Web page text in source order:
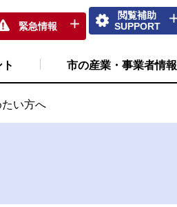
緊急情報
閲覧補助
SUPPORT
市の産業・事業者情報
い方へ